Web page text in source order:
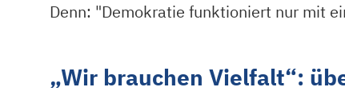
Denn: "Demokratie funktioniert nur mit
„Wir brauchen Vielfalt“: